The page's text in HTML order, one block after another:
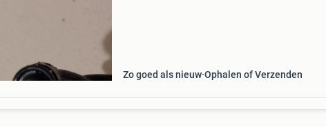
Zo goed als nieuw Ophalen of Verzenden